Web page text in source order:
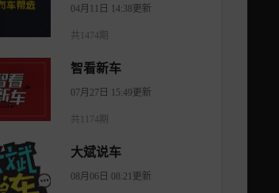
04月11日 14:38更新
共1474期
智看新车
07月27日 15:49更新
共1174期
大斌说车
08月06日 08:21更新